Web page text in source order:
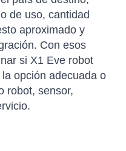
de uso, cantidad
aproximado y
Con esos
si X1 Eve robot
opción adecuada o
robot, sensor,